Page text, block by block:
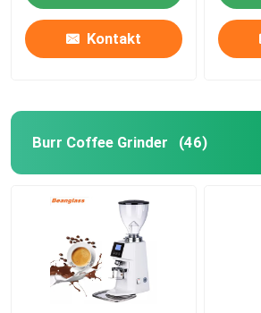
Kontakt
Burr Coffee Grinder (46)